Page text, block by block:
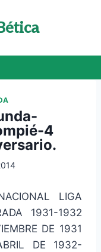
4
LIGA
1931-1932
DE 1931
DE 1932-